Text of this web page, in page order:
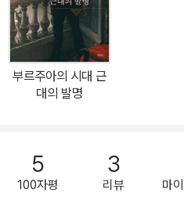
사진 덕에 제대로 눈 호강”, “단편적
흥미로운 이야기로 채워 넣었 다”
자들의 입에 오르내린 화제의 책이었다. 새롭게 공개된 자료들
가하고 더욱 유려해진 문체로 재탄생한 독보적인 문화사! 개정판을
면서 더 깊이 진행된 연구 자료와
게 밝혀진 내용들을 차곡차곡 쌓
시기에 다른 기회로 쓰게 된 두 책을
부르주아의 시대 근
대의 발명
5
100자평
3
리뷰 마